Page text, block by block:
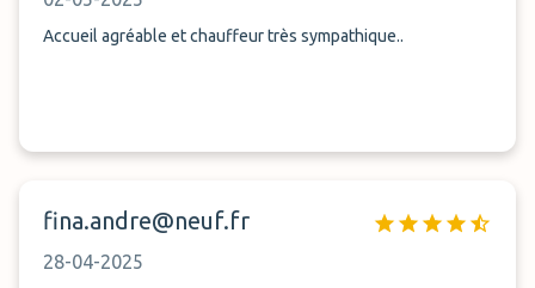
la peur de rater le vol. Ceci pour vous faire signer la facture
et encaisser tout de suite.
Accueil agréable et chauffeur très sympathique..
fina.andre@neuf.fr
28-04-2025